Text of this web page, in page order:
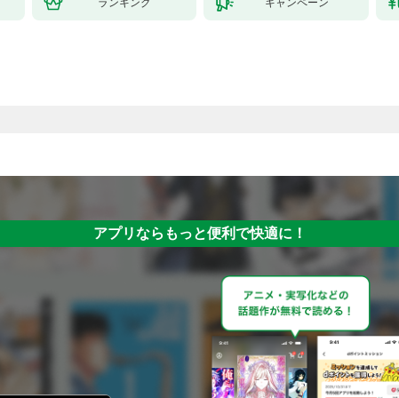
ランキング キャンペーン
アプリならもっと便利で快適に！